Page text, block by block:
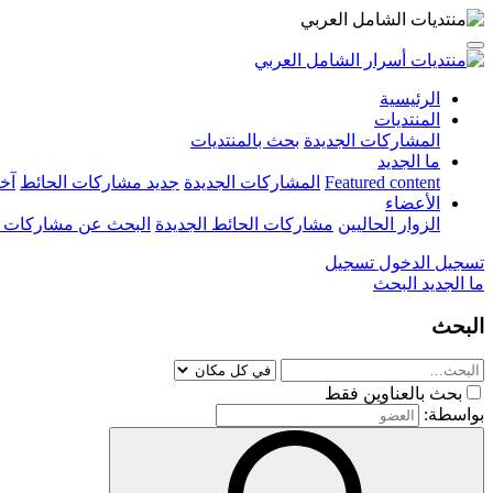
الرئيسية
المنتديات
المشاركات الجديدة بحث بالمنتديات
ما الجديد
Featured content المشاركات الجديدة جديد مشاركات الحائط
الأعضاء
الزوار الحاليين مشاركات الحائط الجديدة البحث عن
تسجيل الدخول تسجيل
ما الجديد البحث
البحث
بحث بالعناوين فقط
بواسطة: